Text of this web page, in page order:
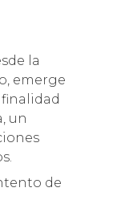
la
emerge
un
de